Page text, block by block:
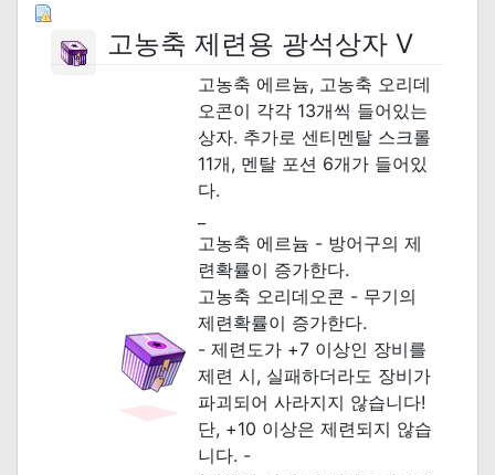
고농축 제련용 광석상자 V
고농축 에르늄, 고농축 오리데
오콘이 각각 13개씩 들어있는
상자. 추가로 센티멘탈 스크롤
11개, 멘탈 포션 6개가 들어있
다.
고농축 에르늄 - 방어구의 제
련확률이 증가한다.
고농축 오리데오콘 - 무기의
제련확률이 증가한다.
- 제련도가 +7 이상인 장비를
제련 시, 실패하더라도 장비가
파괴되어 사라지지 않습니다!
단, +10 이상은 제련되지 않습
니다. -